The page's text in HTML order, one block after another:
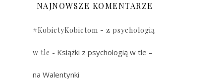
NAJNOWSZE KOMENTARZE
#KobietyKobietom - z psychologią
w tle - Książki z psychologią w tle –
na Walentynki